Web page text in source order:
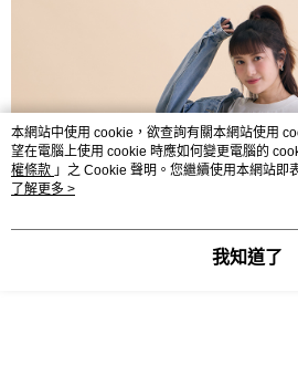
本網站中使用 cookie，欲查詢有關本網站使用
望在電腦上使用 cookie 時應如何變更電腦的
權條款 」之 Cookie 聲明。您繼續使用本網站即
用條款之 Cookie 聲明使用 cookie。
了解更多 >
我知道了